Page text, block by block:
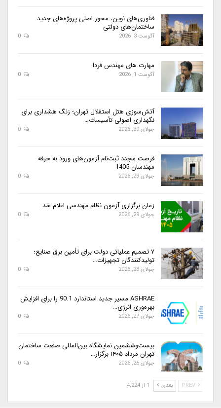
فناوری‌های نوین، محور اصلی پروژه‌های جدید
ساختمان‌های دولتی
آگوست 3, 2026
مهارت های مهندس فردا
آگوست 1, 2026
آتش‌سوزی هتل استقلال تهران؛ زنگ هشداری برای
نگهداری اصولی تأسیسات…
جولای 30, 2026
فرصت مجدد ثبت‌نام آزمون‌های ورود به حرفه
مهندسان 1405
جولای 29, 2026
زمان برگزاری آزمون نظام مهندسی اعلام شد
جولای 29, 2026
۷ تصمیم عملیاتی دولت برای تأمین برق صنایع؛
تولیدکنندگان تجهیزات…
جولای 28, 2026
ASHRAE مسیر جدید استاندارد 90.1 را برای افزایش
بهره‌وری انرژی…
جولای 27, 2026
بیست‌وششمین نمایشگاه بین‌المللی صنعت ساختمان
تهران مرداد ۱۴۰۵ برگزار…
جولای 26, 2026
بعدی 1 از 4,224